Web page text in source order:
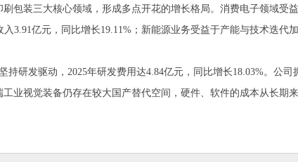
装三大核心领域，形成多点开花的增长格局。消费电子领域受
3.91亿元，同比增长19.11%；新能源业务受益于产能与技术迭代
发驱动，2025年研发费用达4.84亿元，同比增长18.03%。公司
业视觉装备仍存在较大国产替代空间，硬件、软件的成本从长期